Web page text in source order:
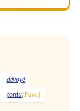
dévoyé
tordu[Fam.]